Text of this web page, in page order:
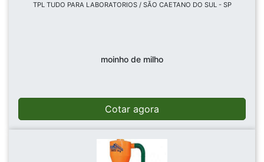
TPL TUDO PARA LABORATORIOS / SÃO CAETANO DO SUL - SP
moinho de milho
Cotar agora